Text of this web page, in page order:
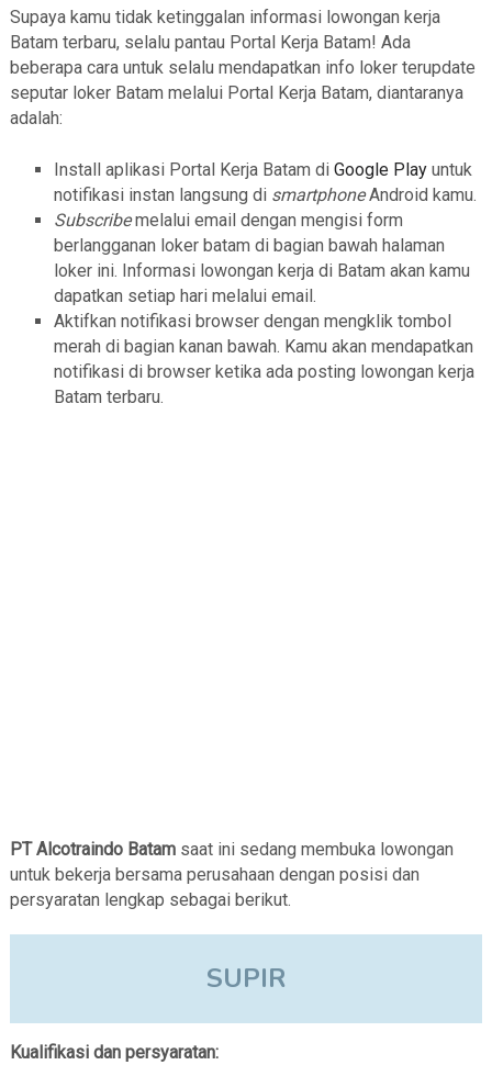
Supaya kamu tidak ketinggalan informasi lowongan kerja
Batam terbaru, selalu pantau Portal Kerja Batam! Ada
beberapa cara untuk selalu mendapatkan info loker terupdate
seputar loker Batam melalui Portal Kerja Batam, diantaranya
adalah:
Install aplikasi Portal Kerja Batam di Google Playuntuk
notifikasi instan langsung di smartphoneAndroid kamu.
Subscribemelalui email dengan mengisi form
berlangganan loker batam di bagian bawah halaman
loker ini. Informasi lowongan kerja di Batam akan kamu
dapatkan setiap hari melalui email.
Aktifkan notifikasi browser dengan mengklik tombol
merah di bagian kanan bawah. Kamu akan mendapatkan
notifikasi di browser ketika ada posting lowongan kerja
Batam terbaru.
PT Alcotraindo Batamsaat ini sedang membuka lowongan
untuk bekerja bersama perusahaan dengan posisi dan
persyaratan lengkap sebagai berikut.
SUPIR
Kualifikasi dan persyaratan: